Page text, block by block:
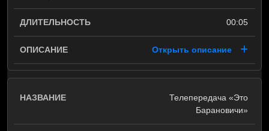
00:05
Открыть описание
Телепередача «Это
Барановичи»